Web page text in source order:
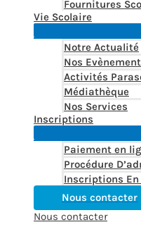
Fournitures
Vie Scolaire
Notre Actualité
Nos
Activités
Médiathèque
Nos Services
Inscriptions
Paiement en
Procédure
Inscriptions En
Nous contacter
Nous contacter